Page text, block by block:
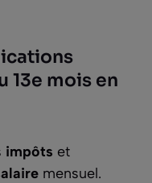
13e mois en
impôts et
mensuel.